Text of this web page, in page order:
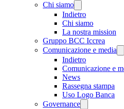
Chi siamo
Indietro
Chi siamo
La nostra mission
Gruppo BCC Iccrea
Comunicazione e media
Indietro
Comunicazione e
News
Rassegna stampa
Uso Logo Banca
Governance